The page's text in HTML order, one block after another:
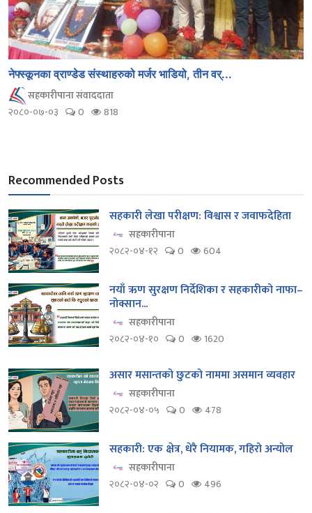
नेफ्स्कूनका व्राण्डेड संस्थाहरुको मर्जर भाडियो, तीन वर्...
सहकारीपाना संवाददाता
२०८०-०७-०३
0 818
Recommended Posts
सहकारी लेखा परीक्षण: विश्वास र जवाफदेहिता
सहकारीपाना
२०८२-०४-१२
0 604
नयाँ ऋण सुरक्षण निर्देशिका र सहकारीको नाफा–
नोक्सान...
सहकारीपाना
२०८२-०४-१०
0 1620
असार मसान्तको छुटको नाममा असमान व्यवहार
सहकारीपाना
२०८२-०४-०५
0 478
सहकारी: एक क्षेत्र, धेरै नियामक, गहिरो अन्योल
सहकारीपाना
२०८२-०४-०२
0 496